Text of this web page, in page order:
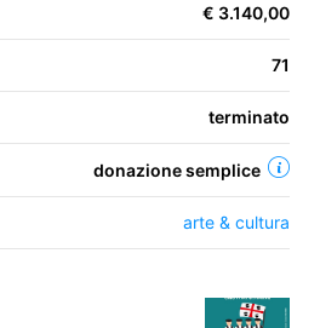
€ 3.140,00
71
terminato
donazione semplice
arte & cultura